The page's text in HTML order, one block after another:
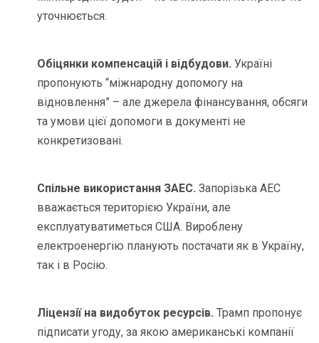
уточнюється.
Обіцянки компенсацій і відбудови. Україні
пропонують “міжнародну допомогу на
відновлення” – але джерела фінансування, обсяги
та умови цієї допомоги в документі не
конкретизовані.
Спільне використання ЗАЕС. Запорізька АЕС
вважається територією України, але
експлуатуватиметься США. Вироблену
електроенергію планують постачати як в Україну,
так і в Росію.
Ліцензії на видобуток ресурсів. Трамп пропонує
підписати угоду, за якою американські компанії